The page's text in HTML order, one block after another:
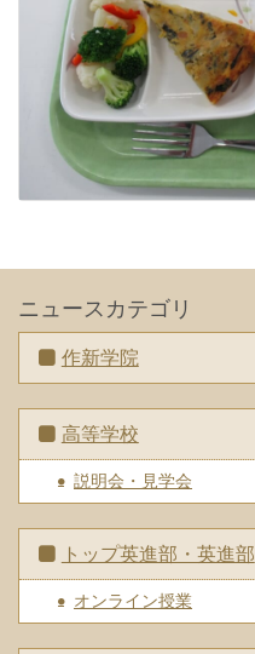
ニュースカテゴリ
作新学院
高等学校
説明会・見学会
トップ英進部・英進部
オンライン授業